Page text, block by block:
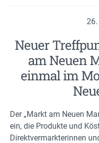
Neuer
am Neuen
einmal im
Der „Markt am Neuen
ein, die Produkte und
Direktvermarkterinnen